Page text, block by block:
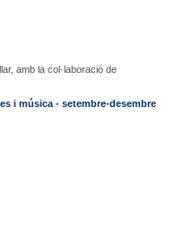
amb la col·laboració de
i música - setembre-desembre